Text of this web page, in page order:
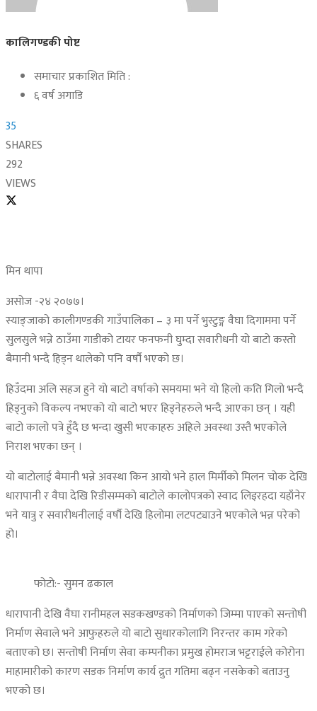
कालिगण्डकी पोष्ट
समाचार प्रकाशित मिति :
६ वर्ष अगाडि
35
SHARES
292
VIEWS
मिन थापा
असोज -२४ २०७७।
स्याङ्जाको कालीगण्डकी गाउँपालिका – ३ मा पर्ने भुस्टुङ्ग वैघा दिगाममा पर्ने
सुलसुले भन्ने ठाउँमा गाडीको टायर फनफनी घुम्दा सवारीधनी यो बाटो कस्तो
बैमानी भन्दै हिड्न थालेको पनि वर्षौ भएको छ।
हिउँदमा अलि सहज हुने यो बाटो वर्षाको समयमा भने यो हिलो कति गिलो भन्दै
हिड्नुको विकल्प नभएको यो बाटो भएर हिड्नेहरुले भन्दै आएका छन् । यही
बाटो कालो पत्रे हुँदै छ भन्दा खुसी भएकाहरु अहिले अवस्था उस्तै भएकोले
निराश भएका छन् ।
यो बाटोलाई बैमानी भन्ने अवस्था किन आयो भने हाल मिर्मीको मिलन चोक देखि
धारापानी र वैघा देखि रिडीसम्मको बाटोले कालोपत्रको स्वाद लिइरहदा यहाँनेर
भने यात्रु र सवारीधनीलाई वर्षौ देखि हिलोमा लटपट्याउने भएकोले भन्न परेको
हो।
फोटो:- सुमन ढकाल
धारापानी देखि वैघा रानीमहल सडकखण्डको निर्माणको जिम्मा पाएको सन्तोषी
निर्माण सेवाले भने आफुहरुले यो बाटो सुधारकोलागि निरन्तर काम गरेको
बताएको छ। सन्तोषी निर्माण सेवा कम्पनीका प्रमुख होमराज भट्टराईले कोरोना
माहामारीको कारण सडक निर्माण कार्य द्रुत गतिमा बढ्न नसकेको बताउनु
भएको छ।